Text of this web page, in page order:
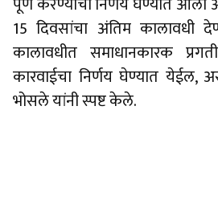
15 दिवसांचा अंतिम कालावधी
कालावधीत समाधानकारक
कारवाईचा निर्णय घेण्यात येईल,
भोसले यांनी स्पष्ट केले.